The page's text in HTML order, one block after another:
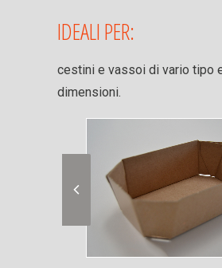
IDEALI PER:
cestini e vassoi di vario tipo
dimensioni.